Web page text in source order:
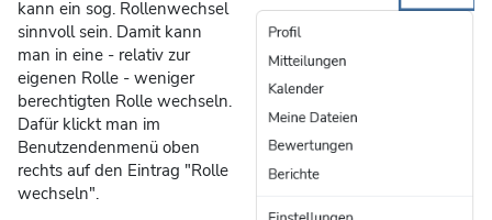
kann ein sog. Rollenwechsel
sinnvoll sein. Damit kann
man in eine - relativ zur
eigenen Rolle - weniger
berechtigten Rolle wechseln.
Dafür klickt man im
Benutzendenmenü oben
rechts auf den Eintrag "Rolle
wechseln".